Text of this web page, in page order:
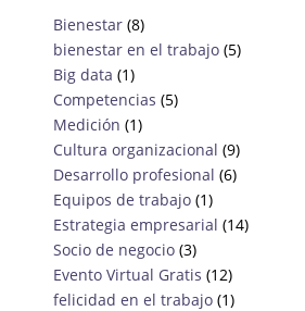
Bienestar (8)
bienestar en el trabajo (5)
Big data (1)
Competencias (5)
Medición (1)
Cultura organizacional (9)
Desarrollo profesional (6)
Equipos de trabajo (1)
Estrategia empresarial (14)
Socio de negocio (3)
Evento Virtual Gratis (12)
felicidad en el trabajo (1)